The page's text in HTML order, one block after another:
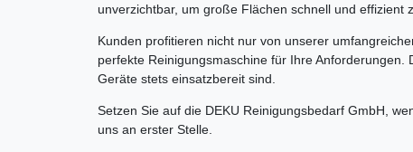
unverzichtbar, um große Flächen schnell und effizient
Kunden profitieren nicht nur von unserer
perfekte Reinigungsmaschine für Ihre
Geräte stets einsatzbereit sind.
Setzen Sie auf die DEKU Reinigungsbedarf GmbH,
uns an erster Stelle.